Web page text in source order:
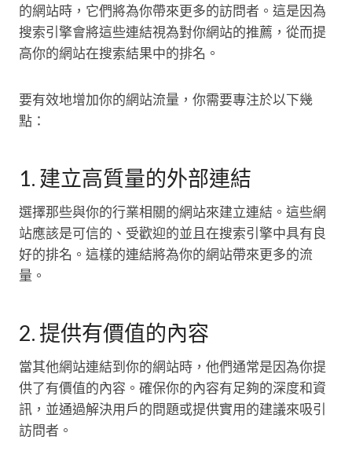
的網站時，它們將為你帶來更多的訪問者。這是因為
搜索引擎會將這些連結視為對你網站的推薦，從而提
高你的網站在搜索結果中的排名。
要有效地增加你的網站流量，你需要專注於以下幾
點：
1. 建立高質量的外部連結
選擇那些與你的行業相關的網站來建立連結。這些網
站應該是可信的、受歡迎的並且在搜索引擎中具有良
好的排名。這樣的連結將為你的網站帶來更多的流
量。
2. 提供有價值的內容
當其他網站連結到你的網站時，他們通常是因為你提
供了有價值的內容。確保你的內容有足夠的深度和資
訊，並通過解決用戶的問題或提供實用的建議來吸引
訪問者。